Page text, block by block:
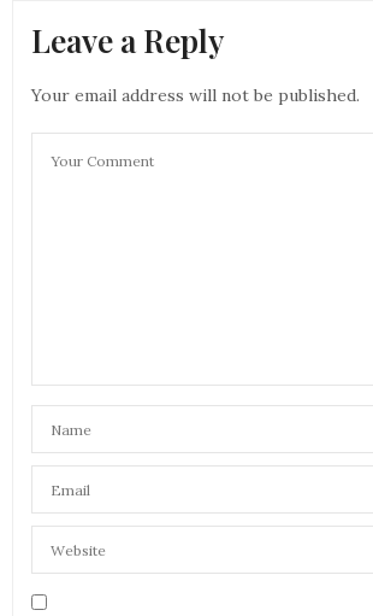
Leave a Reply
Your email address will not be published.